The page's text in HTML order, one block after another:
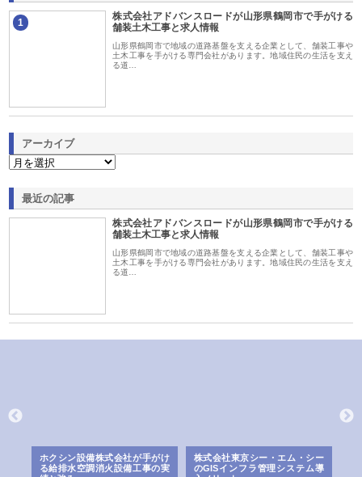
1
株式会社アドバンスロードが山形県鶴岡市で手がける
舗装土木工事と求人情報
山形県鶴岡市で地域の道路基盤を支える企業として、舗装工事や
土木工事を手がける専門会社があります。地域住民の生活を支え
る道…
アーカイブ
最近の記事
株式会社アドバンスロードが山形県鶴岡市で手がける
舗装土木工事と求人情報
山形県鶴岡市で地域の道路基盤を支える企業として、舗装工事や
土木工事を手がける専門会社があります。地域住民の生活を支え
る道…
ホクシン設備株式会社が手がけ
る給排水空調消火設備工事の実
株式会社東京シー・エム・シー
のGISインフラ管理システム導